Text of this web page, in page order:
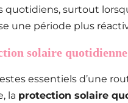
quotidiens, surtout
une période plus
solaire
essentiels d’une
la protection solaire